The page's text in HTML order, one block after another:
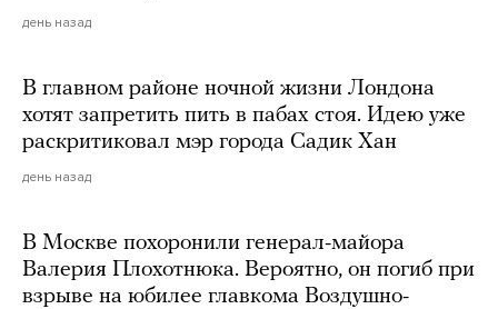
день назад
В главном районе ночной жизни Лондона
хотят запретить пить в пабах стоя. Идею уже
раскритиковал мэр города Садик Хан
день назад
В Москве похоронили генерал-майора
Валерия Плохотнюка. Вероятно, он погиб при
взрыве на юбилее главкома Воздушно-